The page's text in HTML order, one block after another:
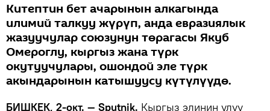
Китептин бет ачарынын алкагында
илимий талкуу жүрүп, анда евразиялык
жазуучулар союзунун төрагасы Якуб
Омероглу, кыргыз жана түрк
окутуучулары, ошондой эле түрк
акындарынын катышуусу күтүлүүдө.
БИШКЕК, 2-окт. — Sputnik. Кыргыз элинин улуу